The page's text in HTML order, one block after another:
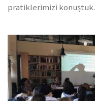
pratiklerimizi konuştuk.